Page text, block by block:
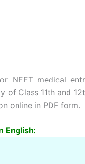
NEET medical
of Class 11th and
online in PDF form.
English: